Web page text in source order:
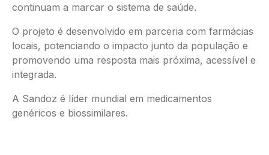
continuam a marcar o sistema de saúde.
O projeto é desenvolvido em parceria com farmácias
locais, potenciando o impacto junto da população e
promovendo uma resposta mais próxima, acessível e
integrada.
A Sandoz é líder mundial em medicamentos
genéricos e biossimilares.